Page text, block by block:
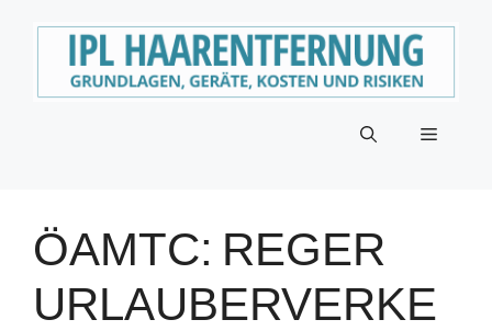
Menü
ÖAMTC: REGER
URLAUBERVERKE